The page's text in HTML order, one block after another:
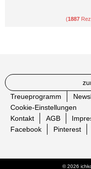
(1887
Treueprogramm
Cookie-Einstellungen
Kontakt
AGB
Facebook
Pinterest
© 2026